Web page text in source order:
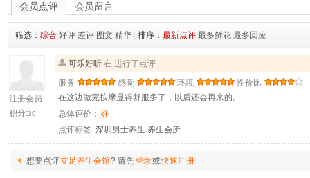
会员点评 会员留言
筛选： 综合 好评 差评 图文 精华 排序： 最新点评 最多鲜花 最多回应
注册会员
积分:30
可乐好听 在 进行了点评
服务
感觉 环境
性价比
在这边做完按摩显得舒服多了，以后还会再来的。
总体评价： 好
点评标签: 深圳男士养生 养生会所
想要点评立足养生会馆? 请先登录或快速注册